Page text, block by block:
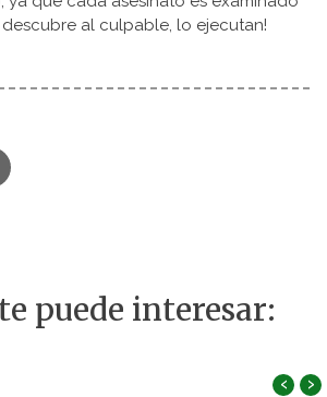
al culpable, lo ejecutan!
puede interesar:
‹ ›